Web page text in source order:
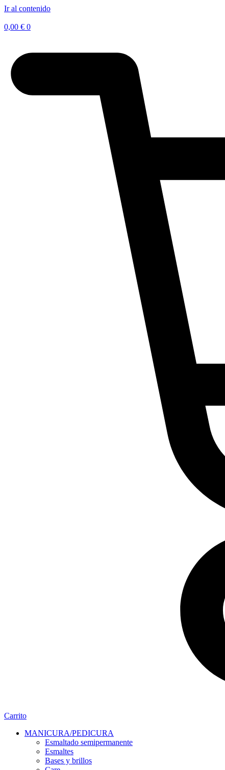
Ir al contenido
0,00 € 0
Carrito
MANICURA/PEDICURA
Esmaltado semipermanente
Esmaltes
Bases y brillos